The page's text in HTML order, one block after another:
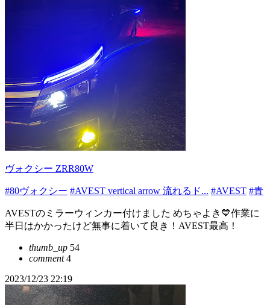
ヴォクシー ZRR80W
#80ヴォクシー #AVEST vertical arrow 流れるド... #AVEST #青
AVESTのミラーウィンカー付けました めちゃよき💙作業に
半日はかかったけど無事に着いて良き！AVEST最高！
thumb_up 54
comment4
2023/12/23 22:19